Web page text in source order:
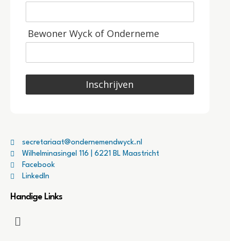
Bewoner Wyck of Onderneme
Inschrijven
secretariaat@ondernemendwyck.nl
Wilhelminasingel 116 | 6221 BL Maastricht
Facebook
LinkedIn
Handige Links